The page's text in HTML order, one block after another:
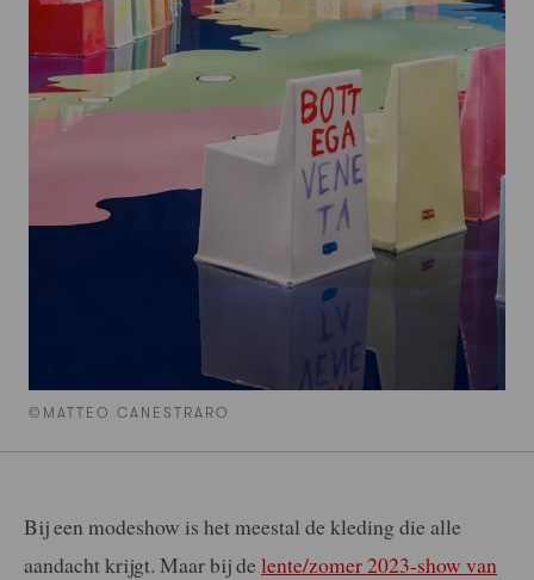
©MATTEO CANESTRARO
Bij een modeshow is het meestal de kleding die alle
aandacht krijgt. Maar bij de lente/zomer 2023-show van